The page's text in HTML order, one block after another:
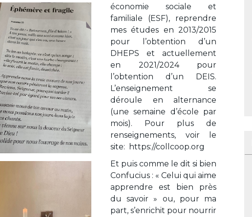
économie sociale et
familiale (ESF), reprendre
mes études en 2013/2015
pour l’obtention d’un
DHEPS et actuellement
en 2021/2024 pour
l’obtention d’un DEIS.
L’enseignement se
déroule en alternance
(une semaine d’école par
mois). Pour plus de
renseignements, voir le
site:
https://collcoop.org
Et puis comme le dit si bien
Confucius : « Celui qui aime
apprendre est bien près
du savoir » ou, pour ma
part, s’enrichit pour nourrir